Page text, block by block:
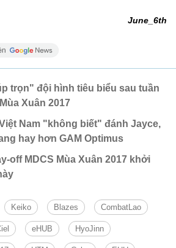
June_6th
trọn" đội hình tiêu biểu sau tuần
Xuân 2017
Nam "không biết" đánh Jayce,
hay hơn GAM Optimus
off MDCS Mùa Xuân 2017 khởi
Keiko Blazes CombatLao
eHUB HyoJinn